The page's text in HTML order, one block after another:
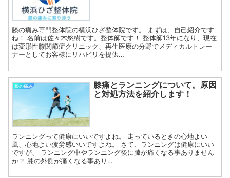
膝の痛み専門整体院の横浜ひざ整体院です。 まずは、自己紹介です
ね！ 名前は佐々木悠樹です。整体師です！ 整体師13年になり、現在
は変形性膝関節症クリニック、再生医療の分野でメディカルトレー
ナーとしてお客様にリハビリを提供…
膝の痛み
膝痛とランニングについて。原因
と対処方法を紹介します！
ランニングって健康にいいですよね。 走っているときの心地よい
風、心地よい疲労感いいですよね。 さて、ランニングは健康にいい
ですが、 ランニング中やランニング後に膝が痛くなる事ありません
か？ 膝の外側が痛くなる事あり…